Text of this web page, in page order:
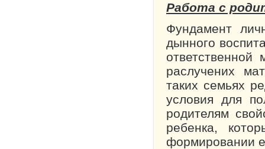
Работа с
Фундамент
дынного
рас­лучених
таких семьях
условия для
родителям
ребенка,
формировании